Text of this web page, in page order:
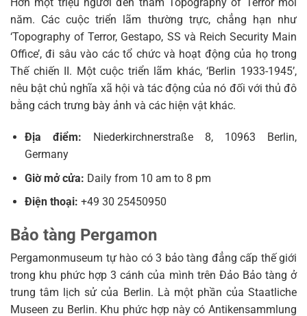
Hơn một triệu người đến thăm Topography of Terror mỗi
năm. Các cuộc triển lãm thường trực, chẳng hạn như
‘Topography of Terror, Gestapo, SS và Reich Security Main
Office’, đi sâu vào các tổ chức và hoạt động của họ trong
Thế chiến II. Một cuộc triển lãm khác, ‘Berlin 1933-1945’,
nêu bật chủ nghĩa xã hội và tác động của nó đối với thủ đô
bằng cách trưng bày ảnh và các hiện vật khác.
Địa điểm:
Niederkirchnerstraße 8, 10963 Berlin,
Germany
Giờ mở cửa: Daily from 10 am to 8 pm
Điện thoại: +49 30 25450950
Bảo tàng Pergamon
Pergamonmuseum tự hào có 3 bảo tàng đẳng cấp thế giới
trong khu phức hợp 3 cánh của mình trên Đảo Bảo tàng ở
trung tâm lịch sử của Berlin. Là một phần của Staatliche
Museen zu Berlin. Khu phức hợp này có Antikensammlung